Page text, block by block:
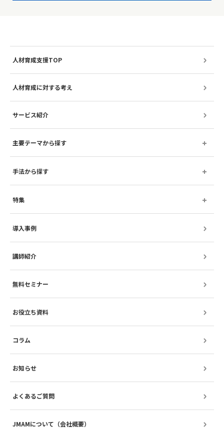
人材育成支援TOP
人材育成に対する考え
サービス紹介
主要テーマから探す
手法から探す
特集
導入事例
講師紹介
無料セミナー
お役立ち資料
コラム
お知らせ
よくあるご質問
JMAMについて（会社概要）